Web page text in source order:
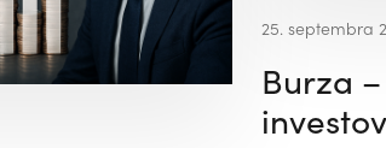
25. septembra
Burza